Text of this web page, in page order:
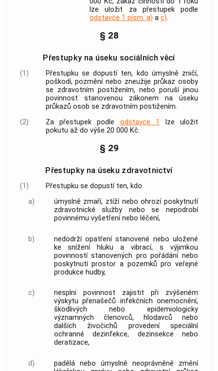
lze uložit za přestupekpodle
odstavce 1 písm. a) ac).
§ 28
Přestupky na úseku sociálních věcí
(1) Přestupku se dopustí ten, kdo úmyslně zničí,
poškodí, pozmění nebo zneužije průkaz osoby
se zdravotním postižením, nebo poruší jinou
povinnost stanovenou zákonem na úseku
průkazů osob se zdravotním postižením.
(2)
Za přestupekpodle odstavce 1
lze uložit
pokutu až do výše 20 000 Kč.
§ 29
Přestupky na úseku zdravotnictví
(1) Přestupku se dopustí ten, kdo
a)
úmyslně zmaří, ztíží nebo ohrozí poskytnutí
zdravotnické služby nebo se nepodrobí
povinnému vyšetření nebo léčení,
b)
nedodrží opatření stanovené nebo uložené
ke snížení hluku a vibrací, s výjimkou
povinností stanovených pro pořádání nebo
poskytnutí prostor a pozemků pro veřejné
produkce hudby,
c)
nesplní povinnost zajistit při zvýšeném
výskytu přenašečů infekčních onemocnění,
škodlivých nebo epidemiologicky
významných členovců, hlodavců nebo
dalších živočichů provedení speciální
ochranné dezinfekce, dezinsekce nebo
deratizace,
d)
padělá nebo úmyslně neoprávněně změní